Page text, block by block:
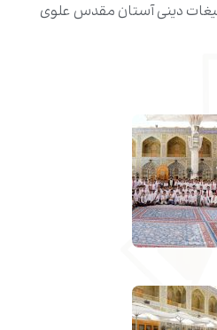
دینی آستان مقدس علوی